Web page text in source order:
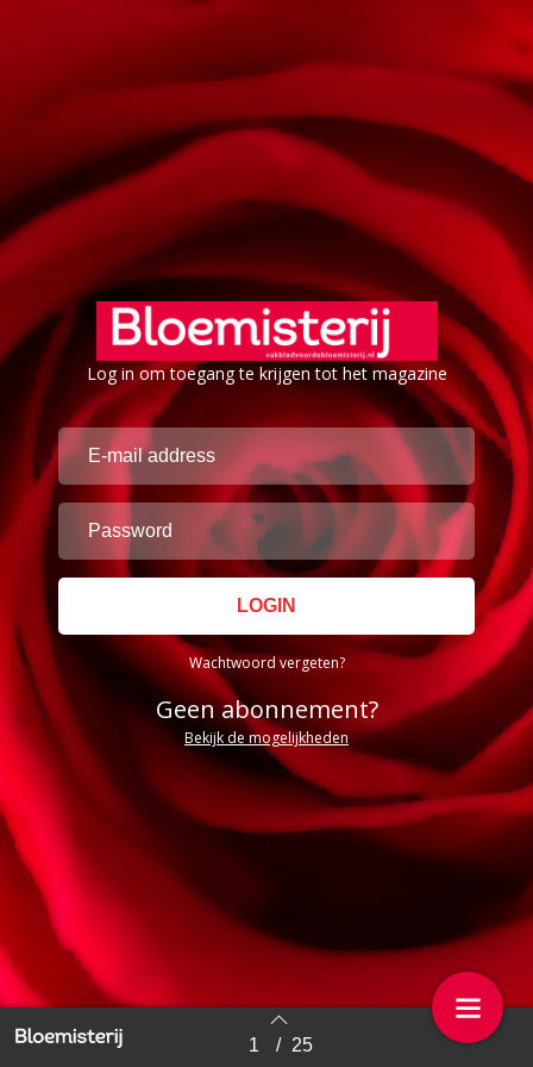
Log in om toegang te krijgen tot het magazine
Wachtwoord vergeten?
Geen abonnement?
Bekijk de mogelijkheden
Back to index 1 / 25